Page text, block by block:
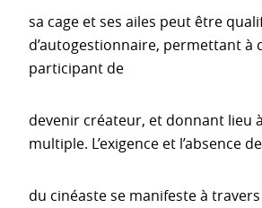
sa cage et ses ailes peut être
d’autogestionnaire, permettant à
participant de
devenir créateur, et donnant lieu
multiple. L’exigence et l’absence
du cinéaste se manifeste à